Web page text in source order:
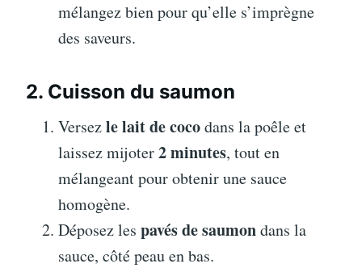
mélangez bien pour qu’elle s’imprègne
des saveurs.
2. Cuisson du saumon
Versezle lait de cocodans la poêle et
laissez mijoter2 minutes, tout en
mélangeant pour obtenir une sauce
homogène.
Déposez les pavés de saumondans la
sauce, côté peau en bas.